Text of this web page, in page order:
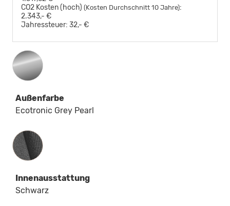
CO2 Kosten (hoch) (Kosten Durchschnitt 10 Jahre):
2.343,- €
Jahressteuer: 32,- €
Außenfarbe
Ecotronic Grey Pearl
Innenausstattung
Innenausstattung
Schwarz